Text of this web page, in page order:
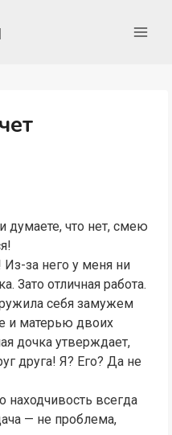
думаете, что нет, смею
за него у меня ни
Зато отличная работа.
себя замужем
и матерью двоих
дочка утверждает,
друга! Я? Его? Да не
находчивость всегда
— не проблема,